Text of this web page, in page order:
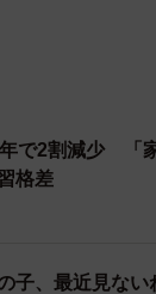
で2割減少 「
格差
子、最近見な